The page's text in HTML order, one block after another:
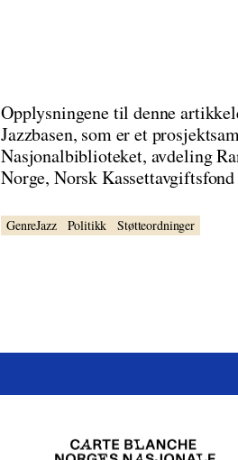
Opplysningene til denne
Jazzbasen, som er et
Nasjonalbiblioteket, avdeling
Norge, Norsk
GenreJazz Politikk Støtteordninger